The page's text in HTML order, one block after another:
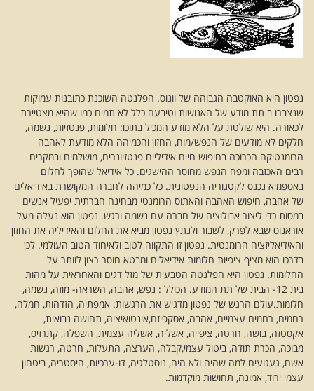
נפטון היא האוקטבה הגבוהה של וונוס. הפלנטה השוכנת כתובנות עמוקות
שנצברו ב תת מודע של האנושות וטיבעה כלל לא תמים כמו שהיא מצטיירת
לכאורה. היא שולטת על הלא מודע המכיל בתוכו: חלומות, פנטזיות, נשמה,
חלקים לא מודעים של הנפש/מוח, החזון והכמיהה הלא מודעת לאהבה
הרומנטיקה הכרוכה בחיפוש חיים אידיליים פנטזיונרים, מושלמים ובמקרים
רבים האכזבה ומפח הנפש מחוסר ההישגים. כל אידיאל שהופך לחלום
באספמיא נכנס לקטגוריה הנפטונית. כל כמיהה לחברה המקושרת באידיאלים
של אהבה, חיפוש האהבה והאתוס הרומנטי מבחינה חברתית יפעיל אנשים
במסות כדי ליצור אבולוציה של חברה עם נשמה ורגש. נפטון הוא נעלה מעל
אוראנוס שבא לפרק, לשבור ולנתץ נפטון מביא את החלום והאידיליה את החזון
והאידיאליזציה הרומנטית. נפטון זו התקווה לטוב ולאיחוד הטוב העולמי. לכן
בדרכו הוא מציף ציפיות חלומות אידיאלים ומבטא חוסר רצון לוותר על
החלומות. נפטון היא הפלנטה הטבעית של מזל דגים והאחראית על מהות
בית 12- הבית של תת המודע. הכולל : נפש, אהבה, השראה- מוזה, נשמה,
חלומות.עולם הרגש של נפטון מדגיש את הרגשות: אמפתיה, הזדהות, חמלה,
רחמים, רחמים עצמיים, אהבה, אסקפיזם,אינטואיציה, תחושה נבואית,
אקסטזה, בושה, חרטה, ציפייה, אשליה, אשליה עצמית, השפלה, קתרזיס,
מבוכה, הכרת תודה, ביטול עצמי,קבלה, הערצה, התעלות, חרטה, רגשות
אשם, געגועים למה שהיה ולא היה, נוסטלגיה, דו-ערכיות, היסטריה, ביטחון
עצמי ירוד, אמונה, תחושות מוקדמות.